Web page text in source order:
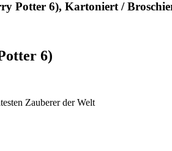
Potter 6), Kartoniert /
6)
Zauberer der Welt